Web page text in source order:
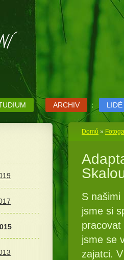
ARCHIV LIDÉ
Domů »
S
jsme si
jsme se
zajatci.